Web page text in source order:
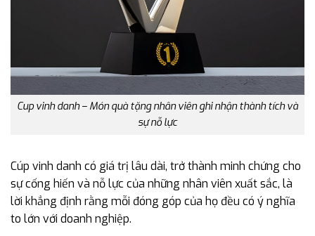
Cup vinh danh – Món quà tặng nhân viên ghi nhận thành tích và
sự nỗ lực
Cúp vinh danh có giá trị lâu dài, trở thành minh chứng cho
sự cống hiến và nỗ lực của những nhân viên xuất sắc, là
lời khẳng định rằng mỗi đóng góp của họ đều có ý nghĩa
to lớn với doanh nghiệp.